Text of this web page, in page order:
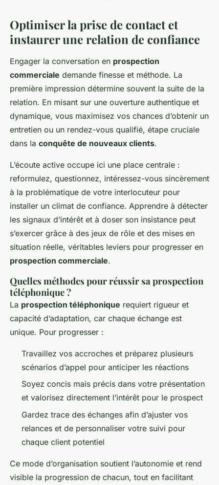
Optimiser la prise de contact et
instaurer une relation de confiance
Engager la conversation en prospection
commerciale demande finesse et méthode. La
première impression détermine souvent la suite de la
relation. En misant sur une ouverture authentique et
dynamique, vous maximisez vos chances d’obtenir un
entretien ou un rendez-vous qualifié, étape cruciale
dans la conquête de nouveaux clients.
L’écoute active occupe ici une place centrale :
reformulez, questionnez, intéressez-vous sincèrement
à la problématique de votre interlocuteur pour
installer un climat de confiance. Apprendre à détecter
les signaux d’intérêt et à doser son insistance peut
s’exercer grâce à des jeux de rôle et des mises en
situation réelle, véritables leviers pour progresser en
prospection commerciale.
Quelles méthodes pour réussir sa prospection
téléphonique ?
La prospection téléphonique requiert rigueur et
capacité d’adaptation, car chaque échange est
unique. Pour progresser :
Travaillez vos accroches et préparez plusieurs
scénarios d’appel pour anticiper les réactions
Soyez concis mais précis dans votre présentation
et valorisez directement l’intérêt pour le prospect
Gardez trace des échanges afin d’ajuster vos
relances et de personnaliser votre suivi pour
chaque client potentiel
Ce mode d’organisation soutient l’autonomie et rend
visible la progression de chacun, tout en facilitant